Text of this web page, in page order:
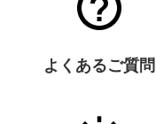
よくあるご質問